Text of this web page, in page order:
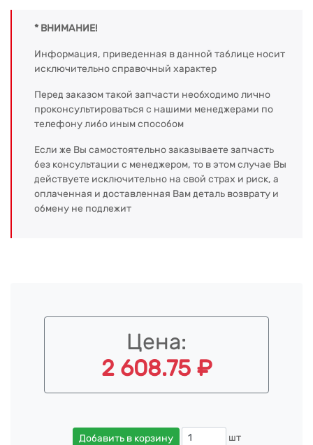
* ВНИМАНИЕ!
Информация, приведенная в данной таблице носит
исключительно справочный характер
Перед заказом такой запчасти необходимо лично
проконсультироваться с нашими менеджерами по
телефону либо иным способом
Если же Вы самостоятельно заказываете запчасть
без консультации с менеджером, то в этом случае Вы
действуете исключительно на свой страх и риск, а
оплаченная и доставленная Вам деталь возврату и
обмену не подлежит
Цена:
2 608.75 ₽
Добавить в корзину шт